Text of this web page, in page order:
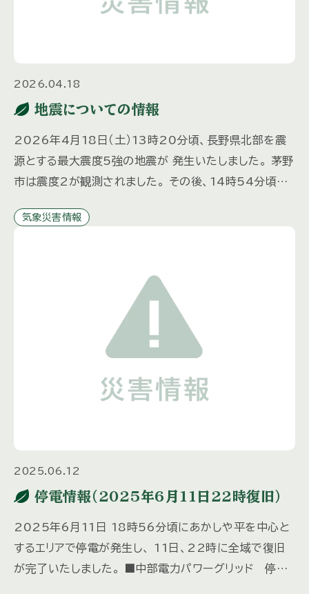
2026.04.18
地震についての情報
2026年4月18日（土）13時20分頃、長野県北部を震
源とする最大震度5強の地震が 発生いたしました。 茅野
市は震度2が観測されました。 その後、14時54分頃に
たし […]
気象災害情報
2025.06.12
停電情報（2025年6月11日22時復旧）
2025年6月11日 18時56分頃にあかしや平を中心と
するエリアで停電が発生し、 11日、22時に全域で復旧
が完了いたしました。 ■中部電力パワーグリッド 停電